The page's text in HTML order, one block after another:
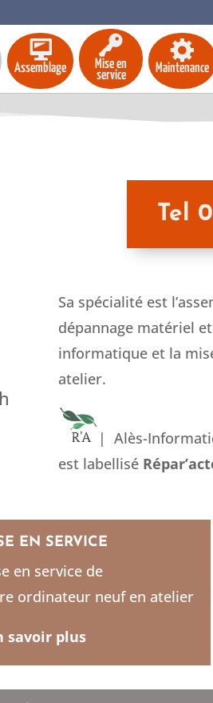
Assemblage
Mise en
service
Maintenance
Tel
Sa spécialité est
dépannage matériel
informatique et la
atelier.
| Alès-
est labellisé
EN SERVICE
en service de
ordinateur neuf en atelier
savoir plus